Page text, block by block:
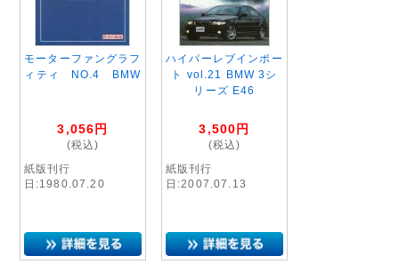
モーターファングラフ
ィティ NO.4 BMW
3,056 円
(税込)
紙版刊行
日:1980.07.20
ハイパーレブインポー
ト vol.21 BMW 3シ
リーズ E46
3,500 円
(税込)
紙版刊行
日:2007.07.13